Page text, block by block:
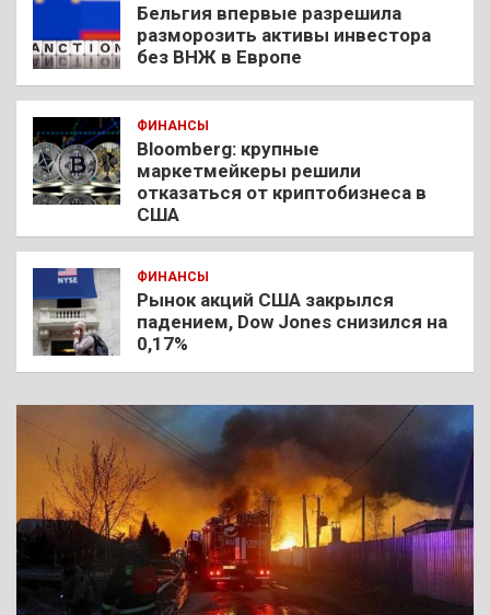
Бельгия впервые разрешила
разморозить активы инвестора
без ВНЖ в Европе
ФИНАНСЫ
Bloomberg: крупные
маркетмейкеры решили
отказаться от криптобизнеса в
США
ФИНАНСЫ
Рынок акций США закрылся
падением, Dow Jones снизился на
0,17%